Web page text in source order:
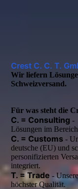
Crest C. C. T.
Wir liefern
Schweizversand.
Für was steht die
C. = Consulting -
Lösungen im
C. = Customs -
deutsche (EU) und
personifizierten
integriert.
T. = Trade -
höchster Qualität.